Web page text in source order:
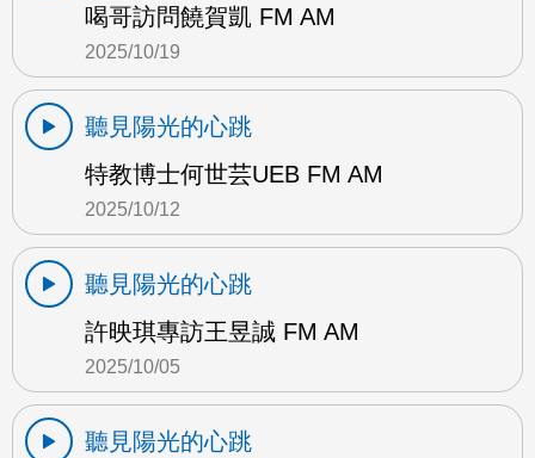
喝哥訪問饒賀凱 FM AM
2025/10/19
聽見陽光的心跳
特教博士何世芸UEB FM AM
2025/10/12
聽見陽光的心跳
許映琪專訪王昱誠 FM AM
2025/10/05
聽見陽光的心跳